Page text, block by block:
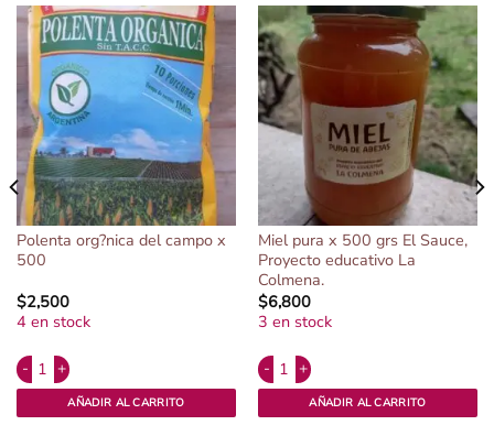
Polenta org?nica del campo x
500
$2,500
4 en stock
Polenta org?nica del campo x 500 cantidad
AÑADIR AL CARRITO
Miel pura x 500 grs El Sauce,
Proyecto educativo La
Colmena.
$6,800
3 en stock
Miel pura x 500 grs El Sauce,
AÑADIR AL CARRITO
Agroecológico cantidad